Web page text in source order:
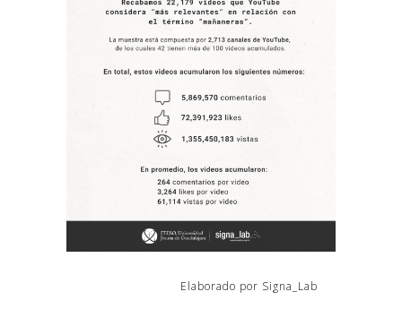
Elaborado por Signa_Lab